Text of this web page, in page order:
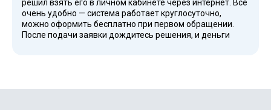
решил взять его в личном кабинете через интернет. Всё
очень удобно — система работает круглосуточно,
можно оформить бесплатно при первом обращении.
После подачи заявки дождитесь решения, и деньги
погашения, а сервис регулярно публикует новости,